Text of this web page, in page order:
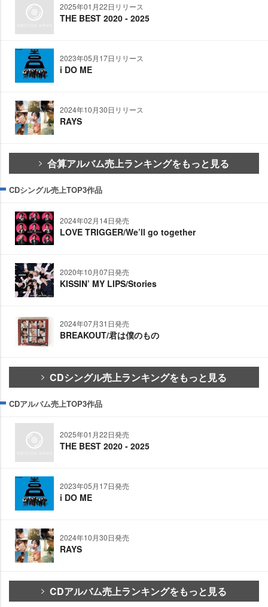
2025年01月22日リリース
THE BEST 2020 - 2025
2023年05月17日リリース
i DO ME
2024年10月30日リリース
RAYS
合算アルバム売上ランキングをもっと見る
CDシングル売上TOP3作品
2024年02月14日発売
LOVE TRIGGER/We’ll go together
2020年10月07日発売
KISSIN’ MY LIPS/Stories
2024年07月31日発売
BREAKOUT/君は僕のもの
CDシングル売上ランキングをもっと見る
CDアルバム売上TOP3作品
2025年01月22日発売
THE BEST 2020 - 2025
2023年05月17日発売
i DO ME
2024年10月30日発売
RAYS
CDアルバム売上ランキングをもっと見る